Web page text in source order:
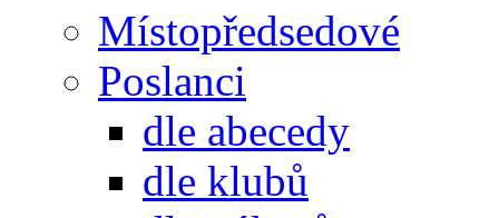
Místopředsedové
Poslanci
dle abecedy
dle klubů